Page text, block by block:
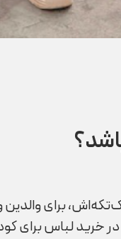
برای
خرید لباس برای